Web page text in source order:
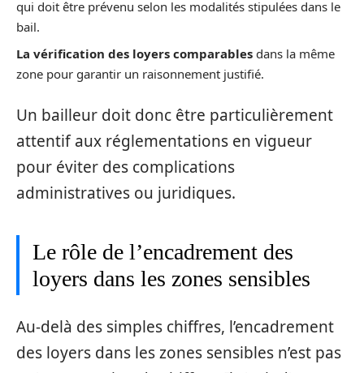
qui doit être prévenu selon les modalités stipulées dans le
bail.
La vérification des loyers comparables dans la même
zone pour garantir un raisonnement justifié.
Un bailleur doit donc être particulièrement
attentif aux réglementations en vigueur
pour éviter des complications
administratives ou juridiques.
Le rôle de l’encadrement des
loyers dans les zones sensibles
Au-delà des simples chiffres, l’encadrement
des loyers dans les zones sensibles n’est pas